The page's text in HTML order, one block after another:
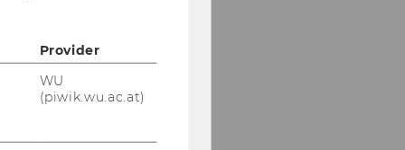
Provider
WU
(piwik.wu.ac.at)